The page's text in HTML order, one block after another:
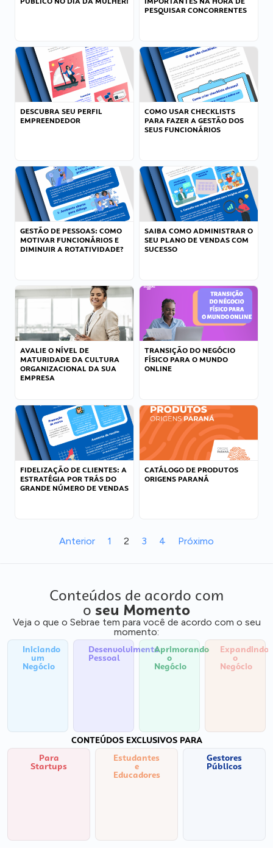
PESQUISAR CONCORRENTES
DESCUBRA SEU PERFIL
EMPREENDEDOR
COMO USAR CHECKLISTS
PARA FAZER A GESTÃO DOS
SEUS FUNCIONÁRIOS
GESTÃO DE PESSOAS: COMO
MOTIVAR FUNCIONÁRIOS E
DIMINUIR A ROTATIVIDADE?
SAIBA COMO ADMINISTRAR O
SEU PLANO DE VENDAS COM
SUCESSO
AVALIE O NÍVEL DE
MATURIDADE DA CULTURA
ORGANIZACIONAL DA SUA
EMPRESA
TRANSIÇÃO DO NEGÓCIO
FÍSICO PARA O MUNDO
ONLINE
FIDELIZAÇÃO DE CLIENTES: A
ESTRATÉGIA POR TRÁS DO
GRANDE NÚMERO DE VENDAS
CATÁLOGO DE PRODUTOS
ORIGENS PARANÁ
Anterior 1 2 3 4 Próximo
Conteúdos de acordo com
o seu Momento
Veja o que o Sebrae tem para você de acordo com o seu
momento:
Iniciando
um
Negócio
Desenvolvimento
Pessoal
Aprimorando
o
Negócio
Expandindo
o
Negócio
CONTEÚDOS EXCLUSIVOS PARA
Para
Startups
Estudantes
e
Educadores
Gestores
Públicos